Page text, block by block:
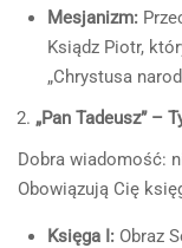
Mesjanizm:
Ksiądz Piotr,
„Chrystusa
„Pan Tadeusz” –
Dobra wiadomość:
Obowiązują Cię
Księga I: Obraz